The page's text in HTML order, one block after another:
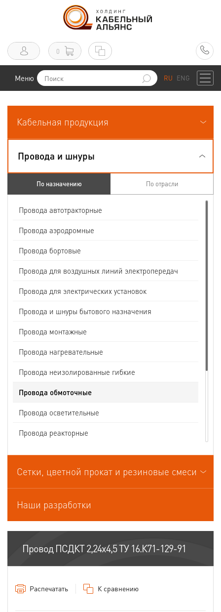
0
Меню RU ENG
Кабельная продукция
Провода и шнуры
По назначению По отрасли
Провода автотракторные
Провода аэродромные
Провода бортовые
Провода для воздушных линий электропередач
Провода для электрических установок
Провода и шнуры бытового назначения
Провода монтажные
Провода нагревательные
Провода неизолированные гибкие
Провода обмоточные
Провода осветительные
Провода реакторные
Провода связи
Провода силовые для стационарной прокладки
Провода термоэлектродные
Шнуры шахтные
Сетки, цветной прокат и резиновые смеси
Наши разработки
Провод ПСДКТ 2,24х4,5 ТУ 16.К71-129-91
Распечатать К сравнению